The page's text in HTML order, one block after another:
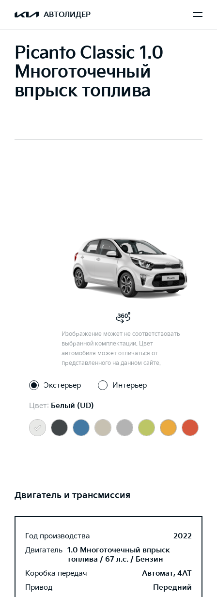
АВТОЛИДЕР
Picanto Classic 1.0
Многоточечный
впрыск топлива
Изображение может не соответствовать
выбранной комплектации. Цвет
автомобиля может отличаться от
представленного на данном сайте.
Экстерьер Интерьер
Цвет: Белый (UD)
Двигатель и трансмиссия
Год производства
2022
Двигатель 1.0 Многоточечный впрыск
топлива / 67 л.с. / Бензин
Коробка передач
Автомат, 4AT
Привод
Передний